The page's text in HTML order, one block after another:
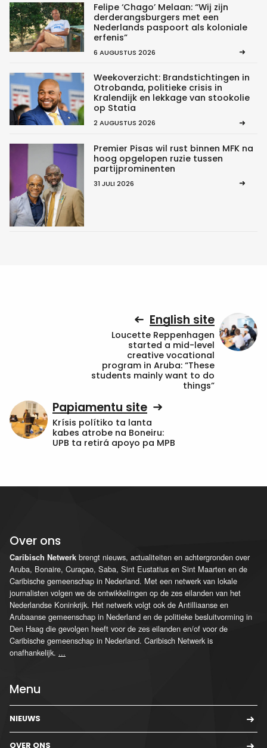
Felipe ‘Chago’ Melaan: “Wij zijn
derderangsburgers met een
Nederlands paspoort als koloniale
erfenis”
6 AUGUSTUS 2026
Weekoverzicht: Brandstichtingen in
Otrobanda, politieke crisis in
Kralendijk en lekkage van stookolie
op Statia
2 AUGUSTUS 2026
Premier Pisas wil rust binnen MFK na
hoog opgelopen ruzie tussen
partijprominenten
31 JULI 2026
English site
Loucette Reppenhagen
started a mid-level
creative vocational
program in Aruba: “These
students mainly want to do
things”
Papiamentu site
Krísis polítiko ta lanta
kabes atrobe na Boneiru:
UPB ta retirá apoyo pa MPB
Over ons
Caribisch Netwerk brengt nieuws, actualiteiten en achtergronden over
Aruba, Bonaire, Curaçao, Saba, Sint Eustatius en Sint Maarten en de
Caribische gemeenschap in Nederland. Met een netwerk van lokale
journalisten volgen we de ontwikkelingen op de zes eilanden van het
Nederlandse Koninkrijk. Het netwerk volgt ook de Antilliaanse en
Arubaanse gemeenschap in Nederland en de politieke besluitvorming in
Den Haag die gevolgen heeft voor de zes eilanden en/of voor de
Caribische gemeenschap in Nederland. Caribisch Netwerk is
onafhankelijk. ...
Menu
NIEUWS
OVER ONS